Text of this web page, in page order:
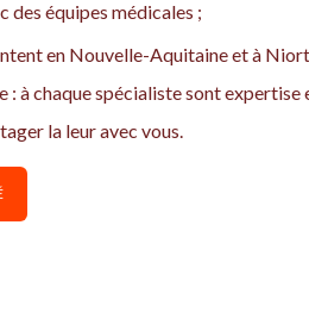
des équipes médicales ;
en Nouvelle-Aquitaine et à
à chaque spécialiste sont expertise
la leur avec vous.